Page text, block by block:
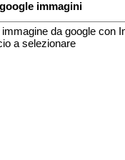
immagini
da google con
a selezionare